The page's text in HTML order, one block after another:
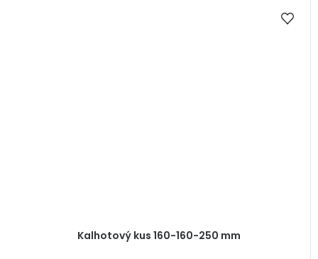
Kalhotový kus 160-160-250 mm